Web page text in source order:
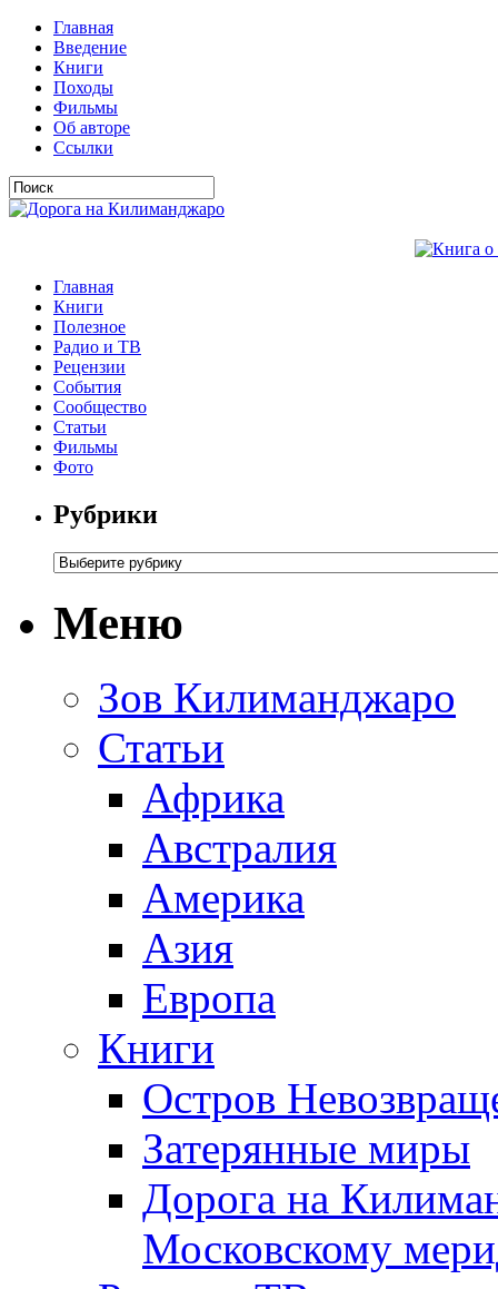
Главная
Введение
Книги
Походы
Фильмы
Об авторе
Ссылки
Главная
Книги
Полезное
Радио и ТВ
Рецензии
События
Сообщество
Статьи
Фильмы
Фото
Рубрики
Меню
Зов Килиманджаро
Статьи
Африка
Австралия
Америка
Азия
Европа
Книги
Остров
Затерянные миры
Дорога на
Московскому